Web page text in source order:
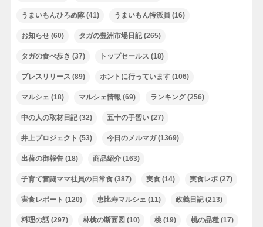
うまいもんひろめ隊(41) うまいもん特派員 (16)
お知らせ(60) タガの豊洲市場日記(265)
タガの食べ歩き (37) トップセールス (18)
プレスリリース (89) ホントに行っています(106)
マルシェ (18) マルシェ情報 (69) ランキング(256)
中の人の取材日記(32) 五十の手習い(27)
井上プロジェクト (53) 今日のメルマガ(1369)
出荷の御報告(18) 商品紹介(163)
子育て奮闘ママ社員の日常食(387) 実食(14) 実食レポ(27)
実食レポート (120) 恵比寿マルシェ (11) 政義日記(213)
料理の話(297) 林檎の断面図 (10) 桃(19) 桃の品種(17)